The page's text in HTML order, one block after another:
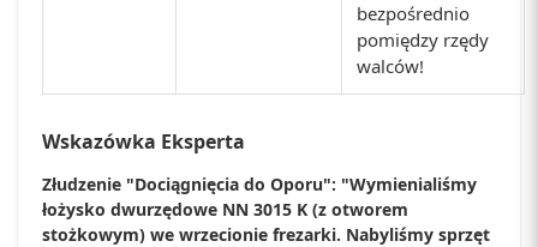
bezpośrednio
pomiędzy rzędy
walców!
Wskazówka Eksperta
Złudzenie "Dociągnięcia do Oporu": "Wymienialiśmy
łożysko dwurzędowe NN 3015 K (z otworem
stożkowym) we wrzecionie frezarki. Nabyliśmy sprzęt